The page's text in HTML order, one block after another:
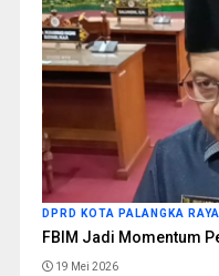
DPRD KOTA PALANGKA RAYA
FBIM Jadi Momentum
19 Mei 2026